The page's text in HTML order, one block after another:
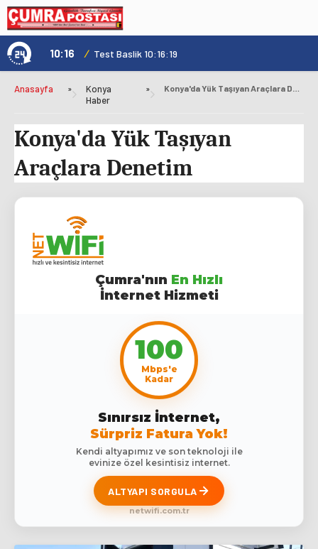
10:16 / Test Baslik 10:16:19
Anasayfa »
Konya
Haber
» Konya'da Yük Taşıyan Araçlara Denetim
Konya'da Yük Taşıyan
Araçlara Denetim
Çumra'nın En Hızlı
İnternet Hizmeti
100
Mbps'e
Kadar
Sınırsız İnternet,
Sürpriz Fatura Yok!
Kendi altyapımız ve son teknoloji ile
evinize özel kesintisiz internet.
ALTYAPI SORGULA
netwifi.com.tr